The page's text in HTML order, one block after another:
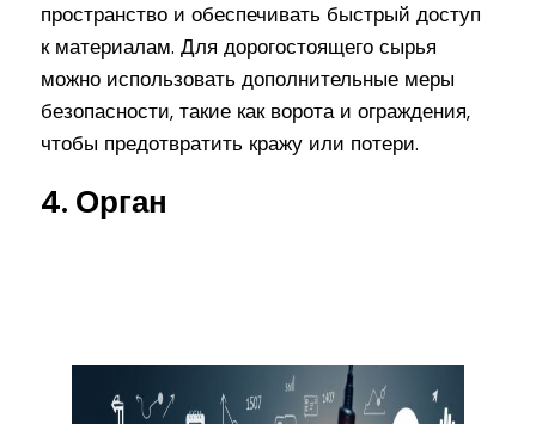
пространство и обеспечивать быстрый доступ
к материалам. Для дорогостоящего сырья
можно использовать дополнительные меры
безопасности, такие как ворота и ограждения,
чтобы предотвратить кражу или потери.
4. Орган